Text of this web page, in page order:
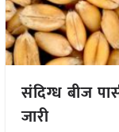
संदिग्ध बीज
जारी